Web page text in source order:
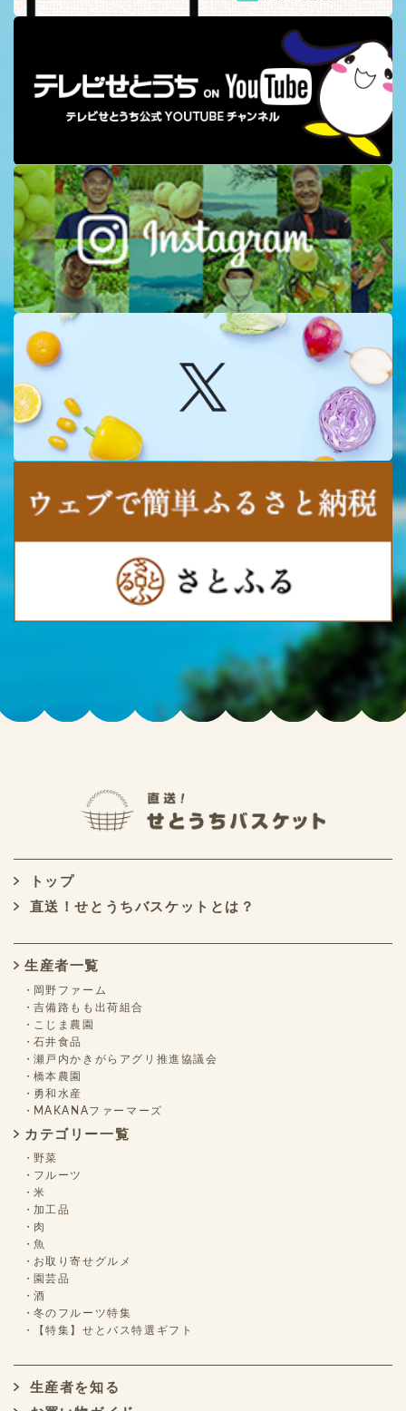
トップ
直送！せとうちバスケットとは？
生産者一覧
岡野ファーム
吉備路もも出荷組合
こじま農園
石井食品
瀬戸内かきがらアグリ推進協議会
橋本農園
勇和水産
MAKANAファーマーズ
カテゴリー一覧
野菜
フルーツ
米
加工品
肉
魚
お取り寄せグルメ
園芸品
酒
冬のフルーツ特集
【特集】せとバス特選ギフト
生産者を知る